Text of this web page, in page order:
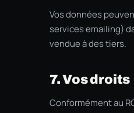
Vos données
services emailing)
vendue à des tiers.
7. Vos droits
Conformément au